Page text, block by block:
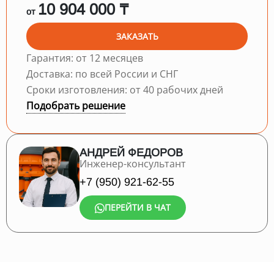
от 10 904 000 ₸
ЗАКАЗАТЬ
Гарантия: от 12 месяцев
Доставка: по всей России и СНГ
Сроки изготовления: от 40 рабочих дней
Подобрать решение
АНДРЕЙ ФЕДОРОВ
Инженер-консультант
+7 (950) 921-62-55
ПЕРЕЙТИ В ЧАТ